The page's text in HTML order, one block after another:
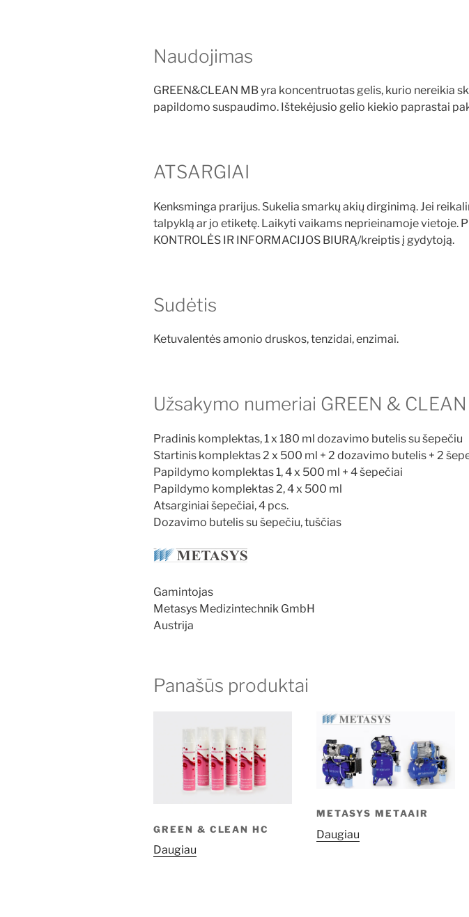
Naudojimas
GREEN&CLEAN MB yra koncentruotas gelis, kurio nereikia
papildomo suspaudimo. Ištekėjusio gelio kiekio paprastai
ATSARGIAI
Kenksminga prarijus. Sukelia smarkų akių dirginimą. Jei
talpyklą ar jo etiketę. Laikyti vaikams neprieinamoje vietoje.
KONTROLĖS IR INFORMACIJOS BIURĄ/kreiptis į gydytoją.
Sudėtis
Ketuvalentės amonio druskos, tenzidai, enzimai.
Užsakymo numeriai GREEN &
Pradinis komplektas, 1 x 180 ml dozavimo butelis su šepečiu
Startinis komplektas 2 x 500 ml + 2 dozavimo butelis + 2
Papildymo komplektas 1, 4 x 500 ml + 4 šepečiai
Papildymo komplektas 2, 4 x 500 ml
Atsarginiai šepečiai, 4 pcs.
Dozavimo butelis su šepečiu, tuščias
Gamintojas
Metasys Medizintechnik GmbH
Austrija
Panašūs produktai
GREEN & CLEAN HC
Daugiau
METASYS METAAIR
Daugiau